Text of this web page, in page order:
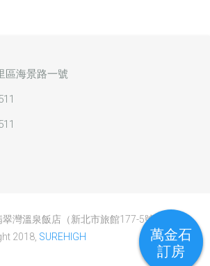
區海景路一號
灣溫泉飯店（新北市旅館177-5號） / 網
2018, SUREHIGH
萬金石
訂房